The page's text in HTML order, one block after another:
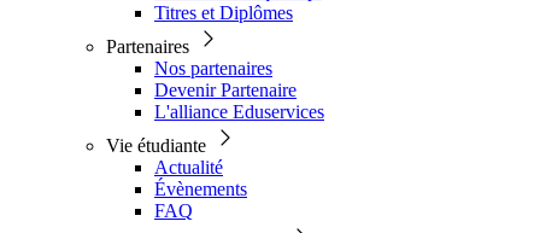
Titres et Diplômes
Partenaires
Nos partenaires
Devenir Partenaire
L'alliance Eduservices
Vie étudiante
Actualité
Évènements
FAQ